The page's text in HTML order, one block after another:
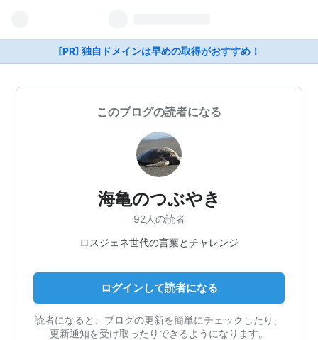
[PR] 独自ドメインは早めの取得がおすすめ！
このブログの読者になる
海亀のつぶやき
92人の読者
ロスジェネ世代の言葉とチャレンジ
ログインして読者になる
読者になると、ブログの更新を簡単にチェックしたり、
更新通知を受け取ったりできるようになります。